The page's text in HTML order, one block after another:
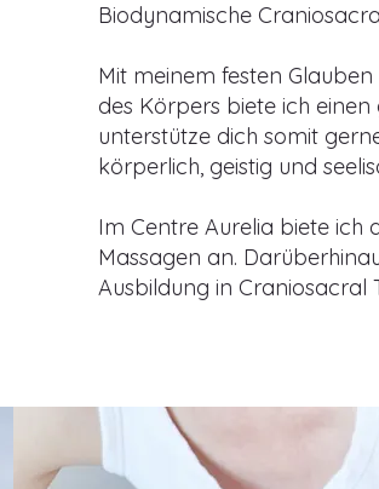
Biodynamische
Mit meinem festen
des Körpers biete ich
unterstütze dich somit
körperlich, geistig und
Im Centre Aurelia biete ich
Massagen an.
Ausbildung in Craniosacral